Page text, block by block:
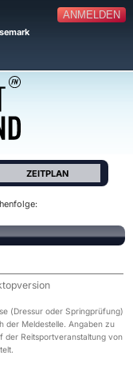
ANMELDEN
ZEITPLAN
(Dressur oder Springprüfung)
der Meldestelle. Angaben zu
der Reitsportveranstaltung von